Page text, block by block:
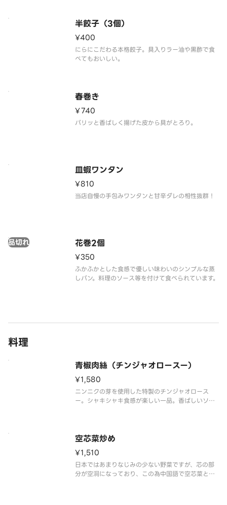
半餃子（3個）
¥400
にらにこだわる本格餃子。具入りラー油や黒酢で食
べてもおいしい。
春巻き
¥740
パリッと香ばしく揚げた皮から具がとろり。
皿蝦ワンタン
¥810
当店自慢の手包みワンタンと甘辛ダレの相性抜群！
花巻2個
品切れ
¥350
ふかふかとした食感で優しい味わいのシンプルな蒸
しパン。料理のソース等を付けて食べられています。
料理
青椒肉絲（チンジャオロースー）
¥1,580
ニンニクの芽を使用した特製のチンジャオロース
ー。シャキシャキ食感が楽しい一品。香ばしいソー
空芯菜炒め
¥1,510
日本ではあまりなじみの少ない野菜ですが、芯の部
分が空洞になっており、この為中国語で空芯菜と呼